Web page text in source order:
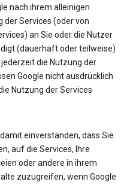
nach ihrem alleinigen
der Services (oder von
an Sie oder die Nutzer
(dauerhaft oder teilweise)
die Nutzung der
Google nicht ausdrücklich
Nutzung der Services
einverstanden, dass Sie
auf die Services, Ihre
oder andere in ihrem
zuzugreifen, wenn Google